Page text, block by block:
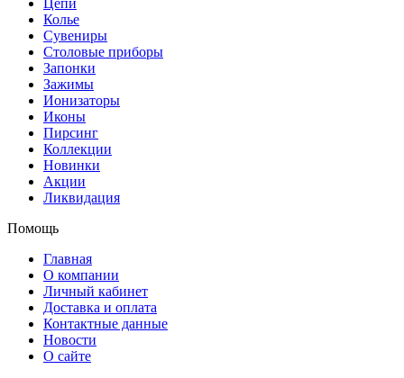
Цепи
Колье
Сувениры
Столовые приборы
Запонки
Зажимы
Ионизаторы
Иконы
Пирсинг
Коллекции
Новинки
Акции
Ликвидация
Помощь
Главная
О компании
Личный кабинет
Доставка и оплата
Контактные данные
Новости
О сайте